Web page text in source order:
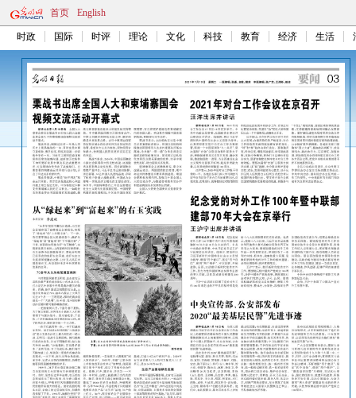
首页 English
时政 国际 时评 理论 文化 科技 教育 经济 生活